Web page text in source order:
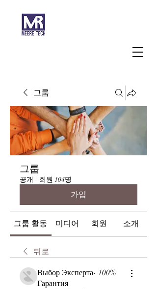
그룹
그룹
공개 · 회원 104명
가입
그룹 활동 미디어 회원 소개
뒤로
Выбор Эксперта- 100%
Гарантия